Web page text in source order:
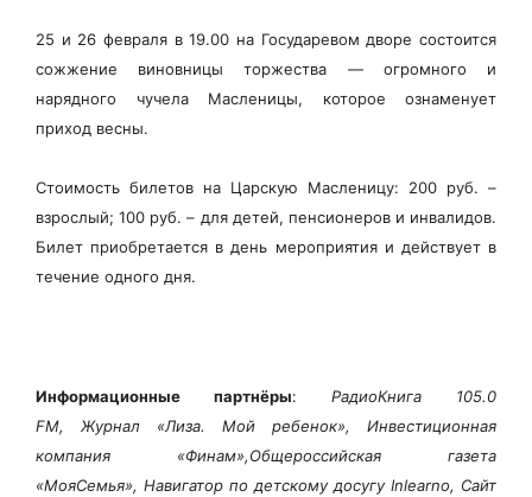
25 и 26 февраля в 19.00 на Государевом дворе состоится
сожжение виновницы торжества — огромного и
нарядного чучела Масленицы, которое ознаменует
приход весны.
Стоимость билетов на Царскую Масленицу: 200 руб. –
взрослый; 100 руб. – для детей, пенсионеров и инвалидов.
Билет приобретается в день мероприятия и действует в
течение одного дня.
Информационные партнёры: РадиоКнига 105.0
FM, Журнал «Лиза. Мой ребенок», Инвестиционная
компания «Финам»,Общероссийская газета
«МояСемья», Навигатор по детскому досугу Inlearno, Сайт